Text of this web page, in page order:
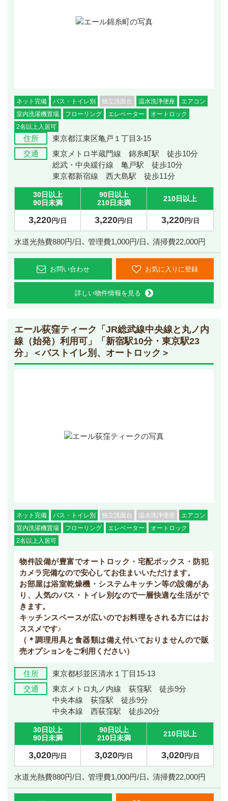
ネット完備 バス・トイレ別 独立洗面台 温水洗浄便座
エアコン
室内洗濯機置場
フローリング エレベーター
オートロック
2名以上入居可
住所
東京都江東区亀戸１丁目3-15
交通
東京メトロ半蔵門線 錦糸町駅 徒歩10分
総武・中央緩行線 亀戸駅 徒歩10分
東京都新宿線 西大島駅 徒歩11分
30日以上
90日未満
90日以上
210日未満
210日以上
3,220円/日 3,220円/日 3,220円/日
水道光熱費880円/日､ 管理費1,000円/日､ 清掃費22,000円
お問い合わせ お気に入りに登録
詳しい物件情報を見る
エール荻窪ティーク 「JR総武線中央線と丸ノ内
線（始発）利用可」「新宿駅10分・東京駅23
分」＜バストイレ別、オートロック＞
ネット完備 バス・トイレ別 独立洗面台 温水洗浄便座
エアコン
室内洗濯機置場
フローリング エレベーター
オートロック
2名以上入居可
住所
東京都杉並区清水１丁目15-13
交通
東京メトロ丸ノ内線 荻窪駅 徒歩9分
中央本線 荻窪駅 徒歩9分
中央本線 西荻窪駅 徒歩20分
30日以上
90日未満
90日以上
210日未満
210日以上
3,020円/日 3,020円/日 3,020円/日
水道光熱費880円/日､ 管理費1,000円/日､ 清掃費22,000円
物件設備が豊富でオートロック・宅配ボックス・防犯
カメラ完備なので安心してお住まいいただけます。
お部屋は浴室乾燥機・システムキッチン等の設備があ
り、人気のバス・トイレ別なので一層快適な生活がで
きます。
キッチンスペースが広いのでお料理をされる方にはお
ススメです♪
（＊調理用具と食器類は備え付いておりませんので販
売オプションをご利用ください）